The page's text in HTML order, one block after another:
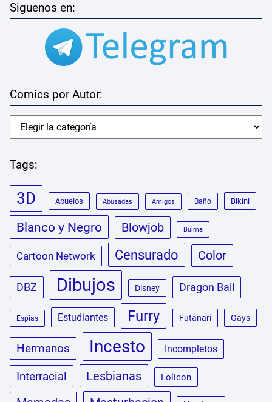
Siguenos en:
Comics por Autor:
Tags:
3D Abuelos Abusadas Amigos Baño Bikini
Blanco y Negro Blowjob Bulma
Cartoon Network Censurado Color
DBZ Dibujos Disney Dragon Ball
Espias Estudiantes Furry Futanari Gays
Hermanos Incesto Incompletos
Interracial Lesbianas Lolicon